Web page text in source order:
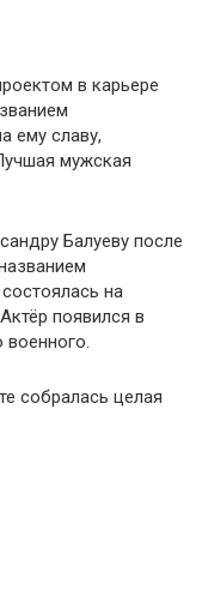
в карьере
ему славу,
мужская
Балуеву после
на
появился в
собралась целая